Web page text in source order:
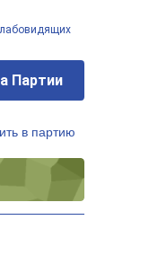
Партии
в партию